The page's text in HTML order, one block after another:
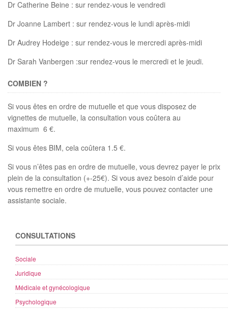
Dr Catherine Beine : sur rendez-vous le vendredi
Dr Joanne Lambert : sur rendez-vous le lundi après-midi
Dr Audrey Hodeige : sur rendez-vous le mercredi après-midi
Dr Sarah Vanbergen :sur rendez-vous le mercredi et le jeudi.
COMBIEN ?
Si vous êtes en ordre de mutuelle et que vous disposez de
vignettes de mutuelle, la consultation vous coûtera au
maximum 6 €.
Si vous êtes BIM, cela coûtera 1.5 €.
Si vous n’êtes pas en ordre de mutuelle, vous devrez payer le prix
plein de la consultation (+-25€). Si vous avez besoin d’aide pour
vous remettre en ordre de mutuelle, vous pouvez contacter une
assistante sociale.
CONSULTATIONS
Sociale
Juridique
Médicale et gynécologique
Psychologique